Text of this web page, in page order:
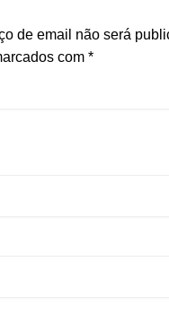
de email não será
com *